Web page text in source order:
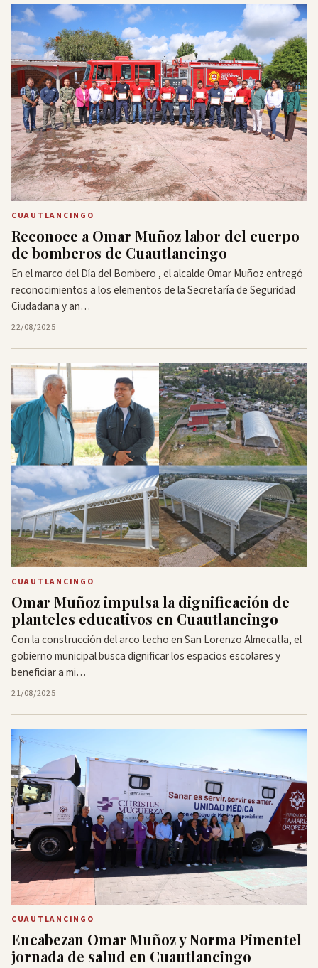
CUAUTLANCINGO
Reconoce a Omar Muñoz labor del cuerpo
de bomberos de Cuautlancingo
En el marco del Día del Bombero , el alcalde Omar Muñoz entregó
reconocimientos a los elementos de la Secretaría de Seguridad
Ciudadana y an…
22/08/2025
CUAUTLANCINGO
Omar Muñoz impulsa la dignificación de
planteles educativos en Cuautlancingo
Con la construcción del arco techo en San Lorenzo Almecatla, el
gobierno municipal busca dignificar los espacios escolares y
beneficiar a mi…
21/08/2025
CUAUTLANCINGO
Encabezan Omar Muñoz y Norma Pimentel
jornada de salud en Cuautlancingo